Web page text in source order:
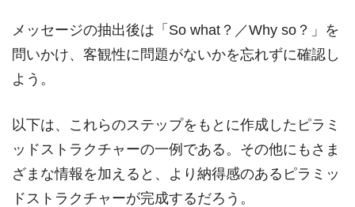
メッセージの抽出後は「So what？／Why so？」を
問いかけ、客観性に問題がないかを忘れずに確認し
よう。
以下は、これらのステップをもとに作成したピラミ
ッドストラクチャーの一例である。その他にもさま
ざまな情報を加えると、より納得感のあるピラミッ
ドストラクチャーが完成するだろう。